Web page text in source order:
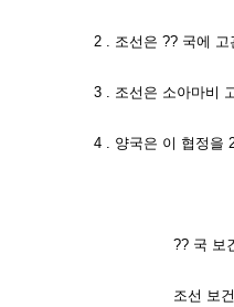
2 . 조선은 ?? 국에
3 . 조선은 소아마비
4 . 양국은 이 협정을
?? 국 보건성
조선 보건성